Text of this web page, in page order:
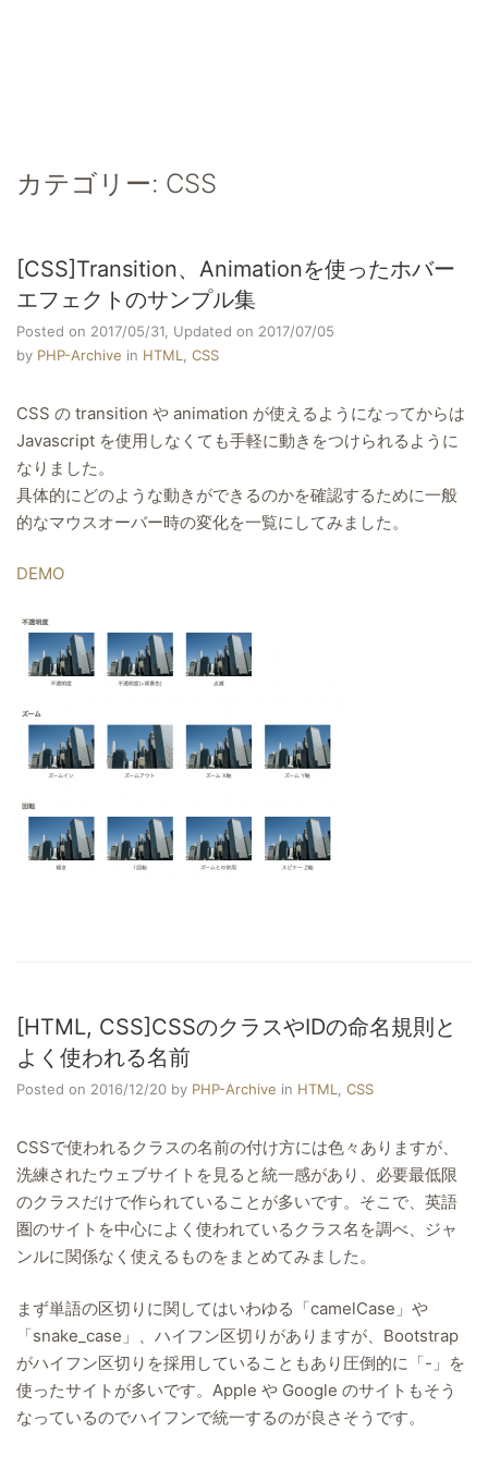
カテゴリー: CSS
[CSS]Transition、Animationを使ったホバー
エフェクトのサンプル集
Posted on 2017/05/31, Updated on 2017/07/05
by PHP-Archive in HTML CSS
CSS の transition や animation が使えるようになってからは
Javascript を使用しなくても手軽に動きをつけられるように
なりました。
具体的にどのような動きができるのかを確認するために一般
的なマウスオーバー時の変化を一覧にしてみました。
DEMO
[HTML, CSS]CSSのクラスやIDの命名規則と
よく使われる名前
Posted on 2016/12/20 by PHP-Archive in HTML, CSS
CSSで使われるクラスの名前の付け方には色々ありますが、
洗練されたウェブサイトを見ると統一感があり、必要最低限
のクラスだけで作られていることが多いです。そこで、英語
圏のサイトを中心によく使われているクラス名を調べ、ジャ
ンルに関係なく使えるものをまとめてみました。
まず単語の区切りに関してはいわゆる「camelCase」や
「snake_case」、ハイフン区切りがありますが、Bootstrap
がハイフン区切りを採用していることもあり圧倒的に「-」を
使ったサイトが多いです。Apple や Google のサイトもそう
なっているのでハイフンで統一するのが良さそうです。